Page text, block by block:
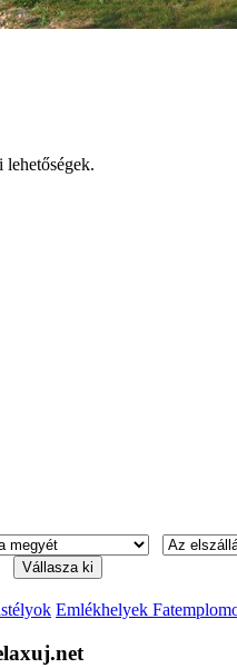
lehetőségek.
Emlékhelyek